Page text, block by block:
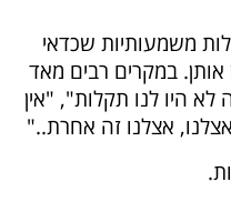
משמעותיות שכדאי
במקרים רבים מאד
היו לנו תקלות", "אין
אצלנו זה אחרת.."